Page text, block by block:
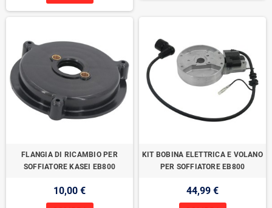
FLANGIA DI RICAMBIO PER
SOFFIATORE KASEI EB800
10,00 €
KIT BOBINA ELETTRICA E VOLANO
PER SOFFIATORE EB800
44,99 €